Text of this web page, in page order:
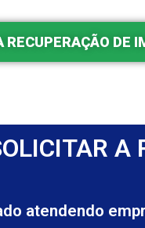
RECUPERAÇÃO DE
A
atendendo